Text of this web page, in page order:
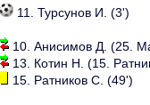
11. Турсунов И. (3')
10. Анисимов Д. (25.
13. Котин Н. (15.
15. Ратников С. (49')